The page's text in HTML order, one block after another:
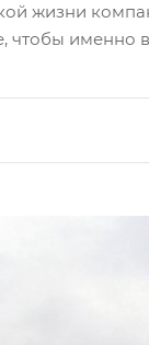
жизни
чтобы